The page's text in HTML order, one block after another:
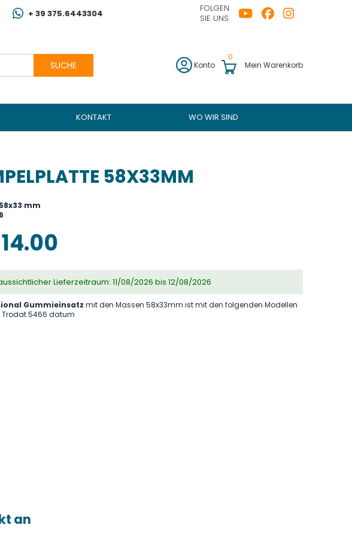
+ 39 375.6443304
FOLGEN
SIE UNS
SUCHE Konto Mein Warenkorb
0
KONTAKT WO WIR SIND
58X33MM
58x33 mm
6
Lieferzeitraum: 11/08/2026 bis 12/08/2026
Gummieinsatz mit den Massen 58x33mm ist mit den folgenden Modellen
Trodat 5466 datum
an